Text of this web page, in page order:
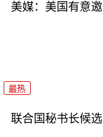
美媒：美国有意
最热
联合国秘书长候